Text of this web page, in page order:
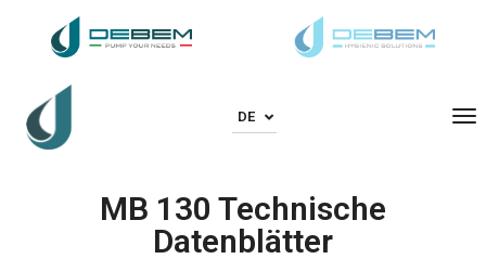
DE
MB 130 Technische
Datenblätter